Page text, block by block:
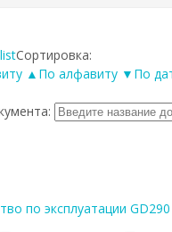
Сортировка:
▲ По алфавиту ▼ По
по эксплуатации GD290